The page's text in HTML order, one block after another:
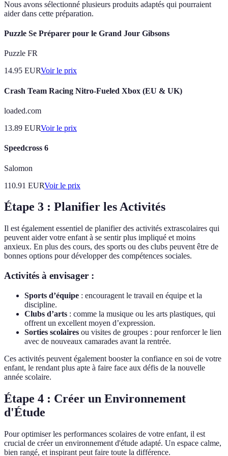
Nous avons sélectionné plusieurs produits adaptés qui pourraient
aider dans cette préparation.
Puzzle Se Préparer pour le Grand Jour Gibsons
Puzzle FR
14.95 EURVoir le prix
Crash Team Racing Nitro-Fueled Xbox (EU & UK)
loaded.com
13.89 EURVoir le prix
Speedcross 6
Salomon
110.91 EURVoir le prix
Étape 3 : Planifier les Activités
Il est également essentiel de planifier des activités extrascolaires qui
peuvent aider votre enfant à se sentir plus impliqué et moins
anxieux. En plus des cours, des sports ou des clubs peuvent être de
bonnes options pour développer des compétences sociales.
Activités à envisager :
Sports d’équipe : encouragent le travail en équipe et la
discipline.
Clubs d’arts : comme la musique ou les arts plastiques, qui
offrent un excellent moyen d’expression.
Sorties scolaires ou visites de groupes : pour renforcer le lien
avec de nouveaux camarades avant la rentrée.
Ces activités peuvent également booster la confiance en soi de votre
enfant, le rendant plus apte à faire face aux défis de la nouvelle
année scolaire.
Étape 4 : Créer un Environnement
d'Étude
Pour optimiser les performances scolaires de votre enfant, il est
crucial de créer un environnement d'étude adapté. Un espace calme,
bien rangé, et inspirant peut faire toute la différence.